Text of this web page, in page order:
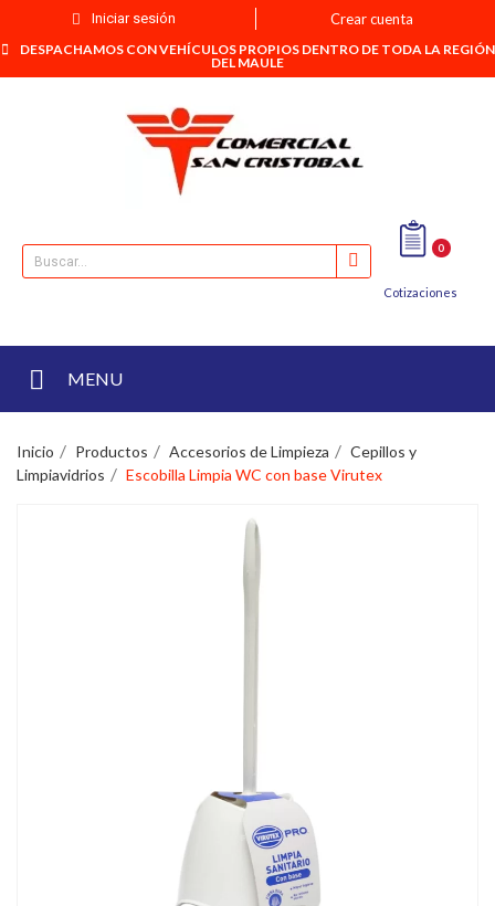
Iniciar sesión Crear cuenta
DESPACHAMOS CON VEHÍCULOS PROPIOS DENTRO DE TODA LA REGIÓN
DEL MAULE
0
Cotizaciones
MENU
Inicio Productos Accesorios de Limpieza
Cepillos y
Limpiavidrios
Escobilla Limpia WC con base Virutex